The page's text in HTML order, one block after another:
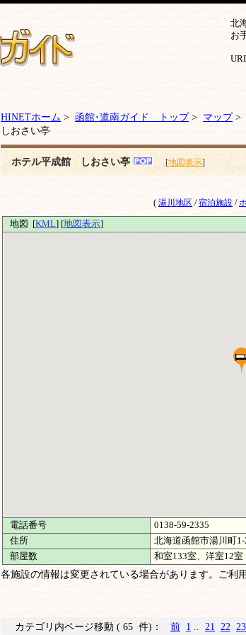
北
お
HINETホーム > 函館･道南ガイド トップ> マップ>
しおさい亭
ホテル平成館 しおさい亭 [地図表示]
( 湯川地区 /宿泊施設 /
地図 [KML] [地図表示]
電話番号
0138-59-2335
住所
北海道函館市湯川町1-
部屋数
和室133室、洋室12室
各施設の情報は変更されている場合があります。ご利
カテゴリ内ページ移動 ( 65 件)： 前 1 21 22 23